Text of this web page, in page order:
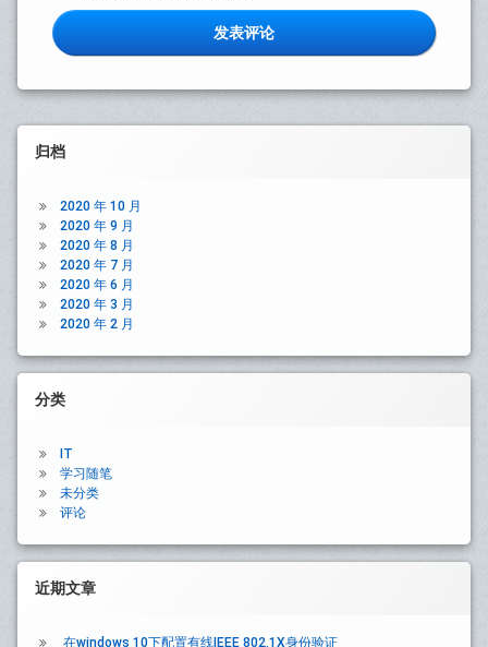
Left
归档
2020 年 10 月
2020 年 9 月
2020 年 8 月
2020 年 7 月
2020 年 6 月
2020 年 3 月
2020 年 2 月
分类
IT
学习随笔
未分类
评论
近期文章
在windows 10下配置有线IEEE 802.1X身份验证